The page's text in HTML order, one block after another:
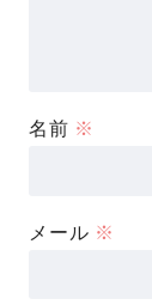
名前 ※
メール ※